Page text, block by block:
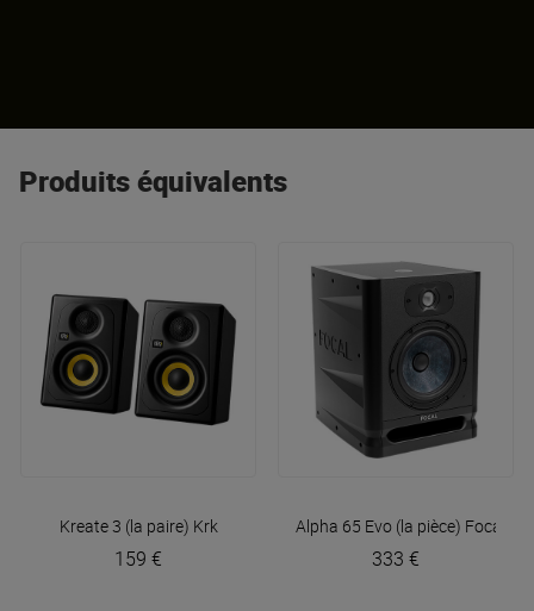
Produits équivalents
Kreate 3 (la paire) Krk
159 €
Alpha 65 Evo (la pièce) Focal
333 €